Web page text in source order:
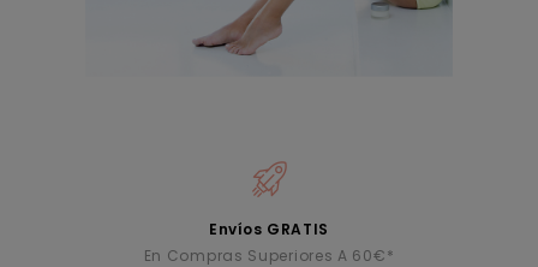
Envíos GRATIS
En Compras Superiores A 60€*